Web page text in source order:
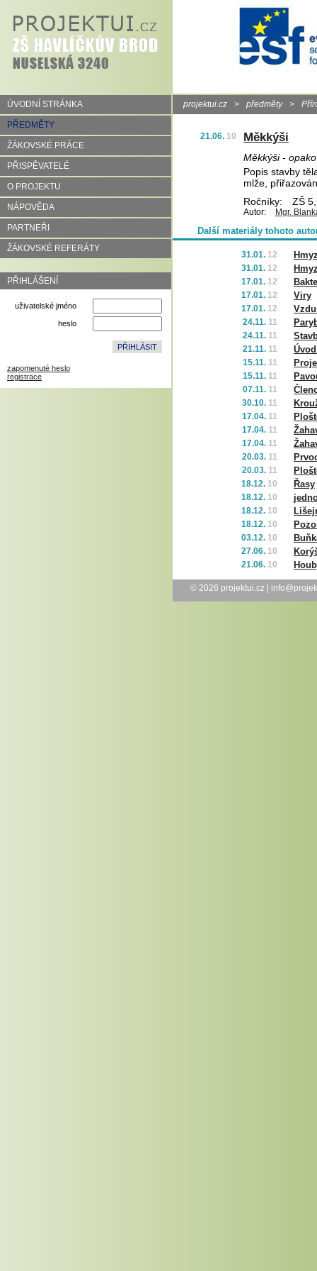
ÚVODNÍ STRÁNKA
PŘEDMĚTY
ŽÁKOVSKÉ PRÁCE
PŘISPĚVATELÉ
O PROJEKTU
NÁPOVĚDA
PARTNEŘI
ŽÁKOVSKÉ REFERÁTY
PŘIHLÁŠENÍ
uživatelské jméno
heslo
zapomenuté heslo
registrace
projektui.cz > předměty >
21.06. 10 Měkkýši
Měkkýši -
Popis stavby
mlže,
Ročníky:
ZŠ
Autor: Mgr.
Další materiály tohoto
31.01. 12
31.01. 12
17.01. 12
17.01. 12 Viry
17.01. 12
24.11. 11
24.11. 11
21.11. 11
15.11. 11
15.11. 11
07.11. 11
30.10. 11
17.04. 11
17.04. 11
17.04. 11
20.03. 11
20.03. 11
18.12. 10 Řasy
18.12. 10
18.12. 10
18.12. 10
03.12. 10
27.06. 10
21.06. 10
© 2026 projektui.cz